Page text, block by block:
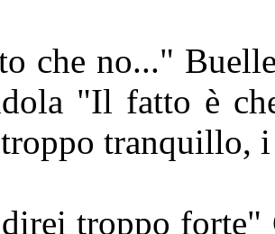
che no..."
"Il fatto è
tranquillo,
troppo forte"